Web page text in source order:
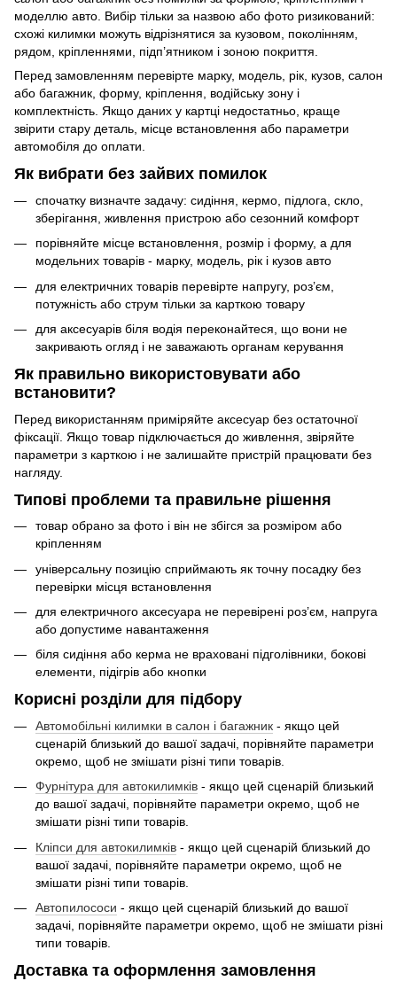
моделлю авто. Вибір тільки за назвою або фото ризикований:
схожі килимки можуть відрізнятися за кузовом, поколінням,
рядом, кріпленнями, підп’ятником і зоною покриття.
Перед замовленням перевірте марку, модель, рік, кузов, салон
або багажник, форму, кріплення, водійську зону і
комплектність. Якщо даних у картці недостатньо, краще
звірити стару деталь, місце встановлення або параметри
автомобіля до оплати.
Як вибрати без зайвих помилок
спочатку визначте задачу: сидіння, кермо, підлога, скло,
зберігання, живлення пристрою або сезонний комфорт
порівняйте місце встановлення, розмір і форму, а для
модельних товарів - марку, модель, рік і кузов авто
для електричних товарів перевірте напругу, роз’єм,
потужність або струм тільки за карткою товару
для аксесуарів біля водія переконайтеся, що вони не
закривають огляд і не заважають органам керування
Як правильно використовувати або
встановити?
Перед використанням приміряйте аксесуар без остаточної
фіксації. Якщо товар підключається до живлення, звіряйте
параметри з карткою і не залишайте пристрій працювати без
нагляду.
Типові проблеми та правильне рішення
товар обрано за фото і він не збігся за розміром або
кріпленням
універсальну позицію сприймають як точну посадку без
перевірки місця встановлення
для електричного аксесуара не перевірені роз’єм, напруга
або допустиме навантаження
біля сидіння або керма не враховані підголівники, бокові
елементи, підігрів або кнопки
Корисні розділи для підбору
Автомобільні килимки в салон і багажник - якщо цей
сценарій близький до вашої задачі, порівняйте параметри
окремо, щоб не змішати різні типи товарів.
Фурнітура для автокилимків - якщо цей сценарій близький
до вашої задачі, порівняйте параметри окремо, щоб не
змішати різні типи товарів.
Кліпси для автокилимків - якщо цей сценарій близький до
вашої задачі, порівняйте параметри окремо, щоб не
змішати різні типи товарів.
Автопилососи - якщо цей сценарій близький до вашої
задачі, порівняйте параметри окремо, щоб не змішати різні
типи товарів.
Доставка та оформлення замовлення